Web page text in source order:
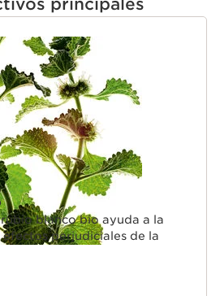
principales
blanco bio ayuda a la
perjudiciales de la